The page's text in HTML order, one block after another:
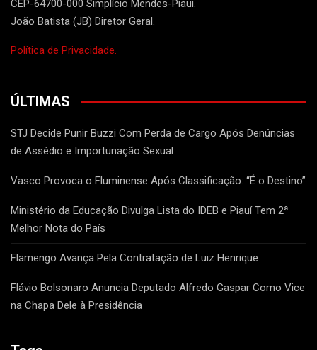
CEP-64700-000 Simplício Mendes-Piaui.
João Batista (JB) Diretor Geral.
Política de Privacidade.
ÚLTIMAS
STJ Decide Punir Buzzi Com Perda de Cargo Após Denúncias
de Assédio e Importunação Sexual
Vasco Provoca o Fluminense Após Classificação: “É o Destino”
Ministério da Educação Divulga Lista do IDEB e Piauí Tem 2ª
Melhor Nota do País
Flamengo Avança Pela Contratação de Luiz Henrique
Flávio Bolsonaro Anuncia Deputado Alfredo Gaspar Como Vice
na Chapa Dele à Presidência